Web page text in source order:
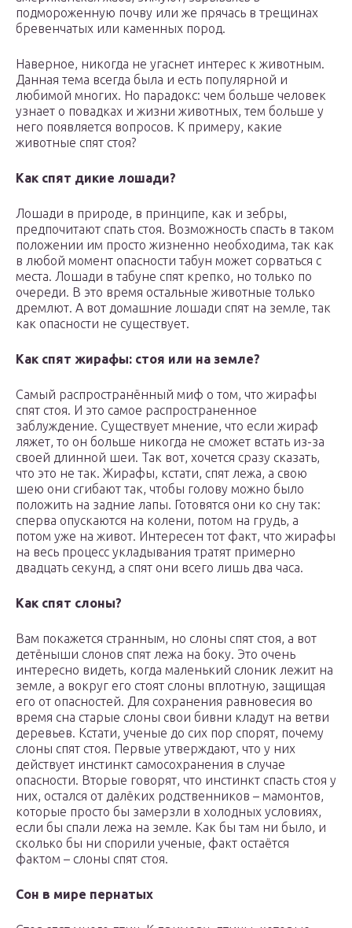
подмороженную почву или же прячась в трещинах
бревенчатых или каменных пород.
Наверное, никогда не угаснет интерес к животным.
Данная тема всегда была и есть популярной и
любимой многих. Но парадокс: чем больше человек
узнает о повадках и жизни животных, тем больше у
него появляется вопросов. К примеру, какие
животные спят стоя?
Как спят дикие лошади?
Лошади в природе, в принципе, как и зебры,
предпочитают спать стоя. Возможность спасть в таком
положении им просто жизненно необходима, так как
в любой момент опасности табун может сорваться с
места. Лошади в табуне спят крепко, но только по
очереди. В это время остальные животные только
дремлют. А вот домашние лошади спят на земле, так
как опасности не существует.
Как спят жирафы: стоя или на земле?
Самый распространённый миф о том, что жирафы
спят стоя. И это самое распространенное
заблуждение. Существует мнение, что если жираф
ляжет, то он больше никогда не сможет встать из-за
своей длинной шеи. Так вот, хочется сразу сказать,
что это не так. Жирафы, кстати, спят лежа, а свою
шею они сгибают так, чтобы голову можно было
положить на задние лапы. Готовятся они ко сну так:
сперва опускаются на колени, потом на грудь, а
потом уже на живот. Интересен тот факт, что жирафы
на весь процесс укладывания тратят примерно
двадцать секунд, а спят они всего лишь два часа.
Как спят слоны?
Вам покажется странным, но слоны спят стоя, а вот
детёныши слонов спят лежа на боку. Это очень
интересно видеть, когда маленький слоник лежит на
земле, а вокруг его стоят слоны вплотную, защищая
его от опасностей. Для сохранения равновесия во
время сна старые слоны свои бивни кладут на ветви
деревьев. Кстати, ученые до сих пор спорят, почему
слоны спят стоя. Первые утверждают, что у них
действует инстинкт самосохранения в случае
опасности. Вторые говорят, что инстинкт спасть стоя у
них, остался от далёких родственников – мамонтов,
которые просто бы замерзли в холодных условиях,
если бы спали лежа на земле. Как бы там ни было, и
сколько бы ни спорили ученые, факт остаётся
фактом – слоны спят стоя.
Сон в мире пернатых